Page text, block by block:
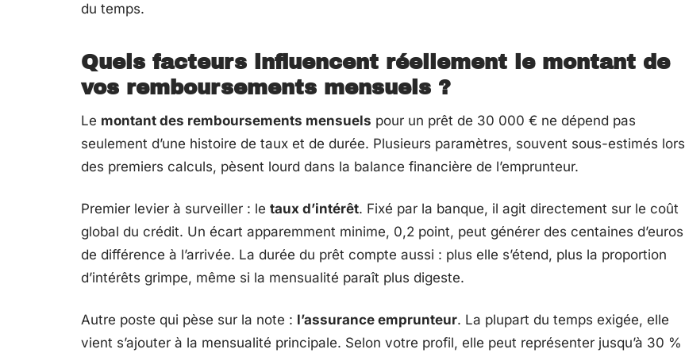
du temps.
Quels facteurs influencent réellement le montant de
vos remboursements mensuels ?
Le montant des remboursements mensuels pour un prêt de 30 000 € ne dépend pas
seulement d’une histoire de taux et de durée. Plusieurs paramètres, souvent sous-estimés lors
des premiers calculs, pèsent lourd dans la balance financière de l’emprunteur.
Premier levier à surveiller : le taux d’intérêt. Fixé par la banque, il agit directement sur le coût
global du crédit. Un écart apparemment minime, 0,2 point, peut générer des centaines d’euros
de différence à l’arrivée. La durée du prêt compte aussi : plus elle s’étend, plus la proportion
d’intérêts grimpe, même si la mensualité paraît plus digeste.
Autre poste qui pèse sur la note : l’assurance emprunteur. La plupart du temps exigée, elle
vient s’ajouter à la mensualité principale. Selon votre profil, elle peut représenter jusqu’à 30 %